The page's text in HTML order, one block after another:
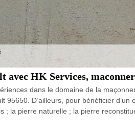
avec HK Services,
dans le domaine de la
95650. D’ailleurs, pour bénéficier
; la pierre naturelle ; la pierre